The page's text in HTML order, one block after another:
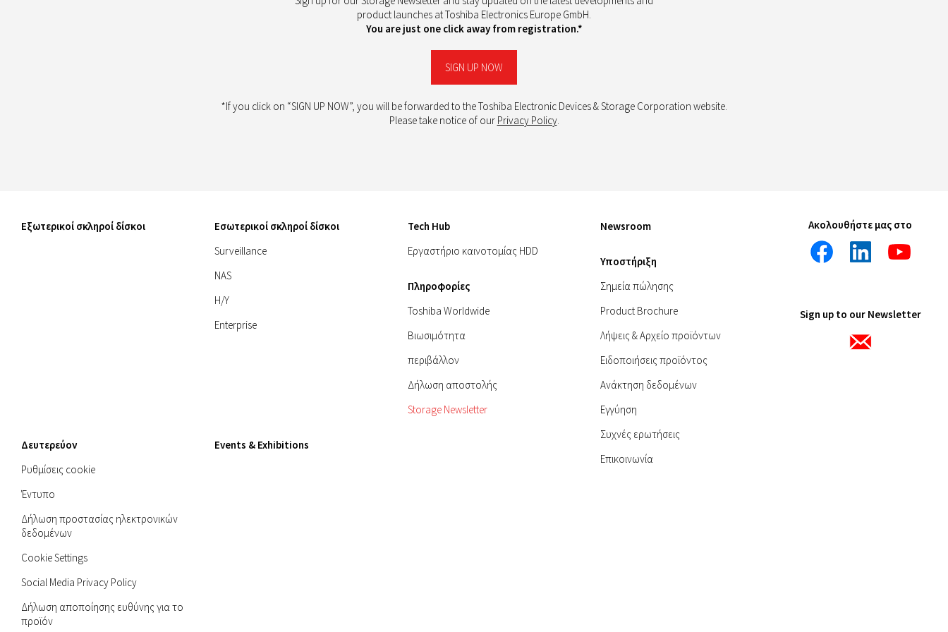
product launches at Toshiba Electronics Europe GmbH.
You are just one click away from registration.*
SIGN UP NOW
*If you click on “SIGN UP NOW”, you will be forwarded to the Toshiba Electronic Devices & Storage Corporation website.
Please take notice of our Privacy Policy.
Εξωτερικοί σκληροί δίσκοι
Εσωτερικοί σκληροί δίσκοι
Surveillance
NAS
Η/Υ
Enterprise
Tech Hub
Εργαστήριο καινοτομίας HDD
Newsroom
Υποστήριξη
Σημεία πώλησης
Product Brochure
Λήψεις & Αρχείο προϊόντων
Ειδοποιήσεις προϊόντος
Ανάκτηση δεδομένων
Εγγύηση
Συχνές ερωτήσεις
Επικοινωνία
Πληροφορίες
Toshiba Worldwide
Βιωσιμότητα
περιβάλλον
Δήλωση αποστολής
Storage Newsletter
Δευτερεύον
Ρυθμίσεις cookie
Έντυπο
Δήλωση προστασίας ηλεκτρονικών
δεδομένων
Cookie Settings
Social Media Privacy Policy
Δήλωση αποποίησης ευθύνης για το
προϊόν
Events & Exhibitions
Ακολουθήστε μας στο
Sign up to our Newsletter